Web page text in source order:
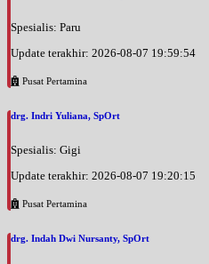
Spesialis: Paru
Update terakhir: 2026-08-07 19:59:54
Pusat Pertamina
drg. Indri Yuliana, SpOrt
Spesialis: Gigi
Update terakhir: 2026-08-07 19:20:15
Pusat Pertamina
drg. Indah Dwi Nursanty, SpOrt